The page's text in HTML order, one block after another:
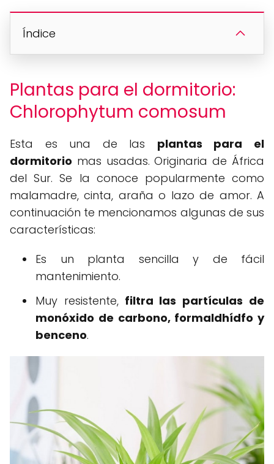
Índice
Plantas para el dormitorio:
Chlorophytum comosum
Esta es una de las plantas para el
dormitorio mas usadas. Originaria de África
del Sur. Se la conoce popularmente como
malamadre, cinta, araña o lazo de amor. A
continuación te mencionamos algunas de sus
características:
Es un planta sencilla y de fácil
mantenimiento.
Muy resistente,filtra las partículas de
monóxido de carbono, formaldhídfo y
benceno.